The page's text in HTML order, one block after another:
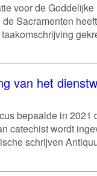
voor de
Sacramenten
van het
bepaalde in 2021
catechist wordt
schrijven